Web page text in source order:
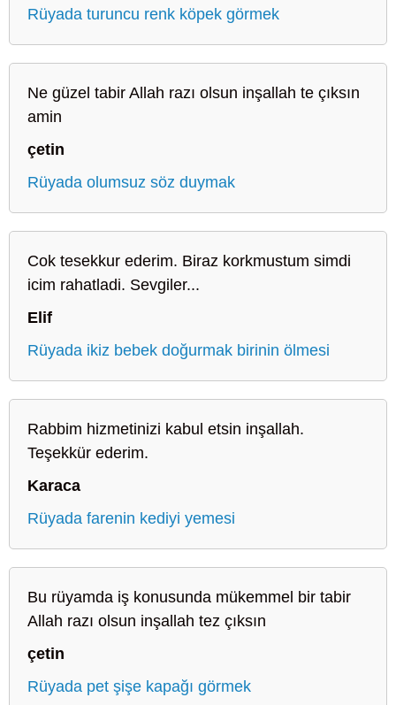
Rüyada turuncu renk köpek görmek
Ne güzel tabir Allah razı olsun inşallah te çıksın
amin
çetin
Rüyada olumsuz söz duymak
Cok tesekkur ederim. Biraz korkmustum simdi
icim rahatladi. Sevgiler...
Elif
Rüyada ikiz bebek doğurmak birinin ölmesi
Rabbim hizmetinizi kabul etsin inşallah.
Teşekkür ederim.
Karaca
Rüyada farenin kediyi yemesi
Bu rüyamda iş konusunda mükemmel bir tabir
Allah razı olsun inşallah tez çıksın
çetin
Rüyada pet şişe kapağı görmek